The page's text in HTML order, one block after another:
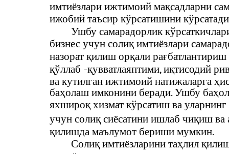
имтиёзлари ижтимоий мақсадларни
ижобий таъсир кўрсатишини
Ушбу самарадорлик
бизнес учун солиқ имтиёзлари
назорат қилиш орқали
қўллаб -қувватлаяптими, иқтисодий
ва кутилган ижтимоий натижаларга
баҳолаш имконини беради. Ушбу
яхшироқ хизмат кўрсатиш ва
учун солиқ сиёсатини ишлаб чиқиш
қилишда маълумот бериши мумкин.
Солиқ имтиёзларини таҳлил